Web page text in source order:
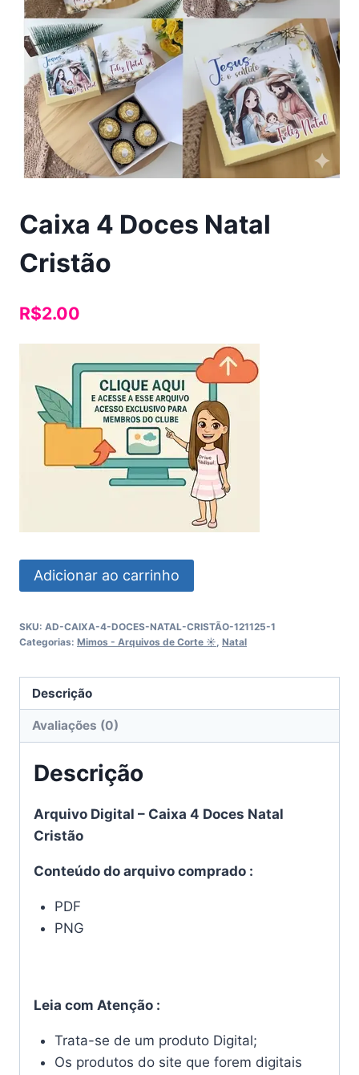
Caixa 4 Doces Natal
Cristão
R$2.00
Caixa
4
Natal
quantidade
Adicionar ao carrinho
SKU: AD-CAIXA-4-DOCES-NATAL-CRISTÃO-121125-1
Categorias: Mimos - Arquivos de Corte ☀︎, Natal
Descrição
Avaliações (0)
Descrição
Arquivo Digital – Caixa 4 Doces Natal
Cristão
Conteúdo do arquivo comprado :
PDF
PNG
Leia com Atenção :
Trata-se de um produto Digital;
Os produtos do site que forem digitais